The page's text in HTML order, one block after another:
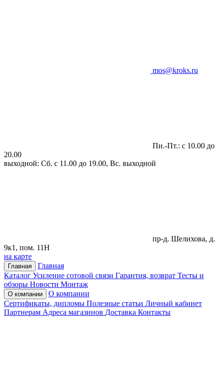
mos@kroks.ru
Пн.-Пт.: с 10.00 до
20.00
выходной: Сб. с 11.00 до 19.00, Вс. выходной
пр-д. Шелихова, д.
9к1, пом. 11Н
на карте
Главная
Главная
Каталог Усиление сотовой связи Гарантия, возврат Тесты и
обзоры Новости Монтаж
О компании
О компании
Сертификаты, дипломы Полезные статьи Личный кабинет
Партнерам Адреса магазинов Доставка Контакты